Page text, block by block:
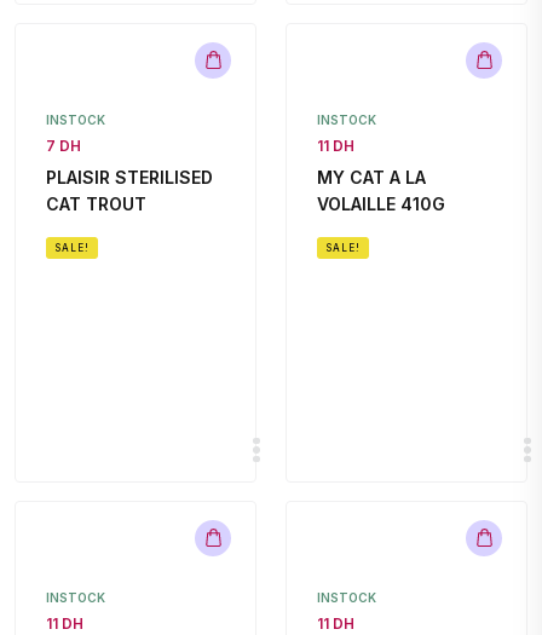
INSTOCK
7 DH
PLAISIR STERILISED
CAT TROUT
SALE!
INSTOCK
11 DH
MY CAT A LA
VOLAILLE 410G
SALE!
INSTOCK
11 DH
INSTOCK
11 DH